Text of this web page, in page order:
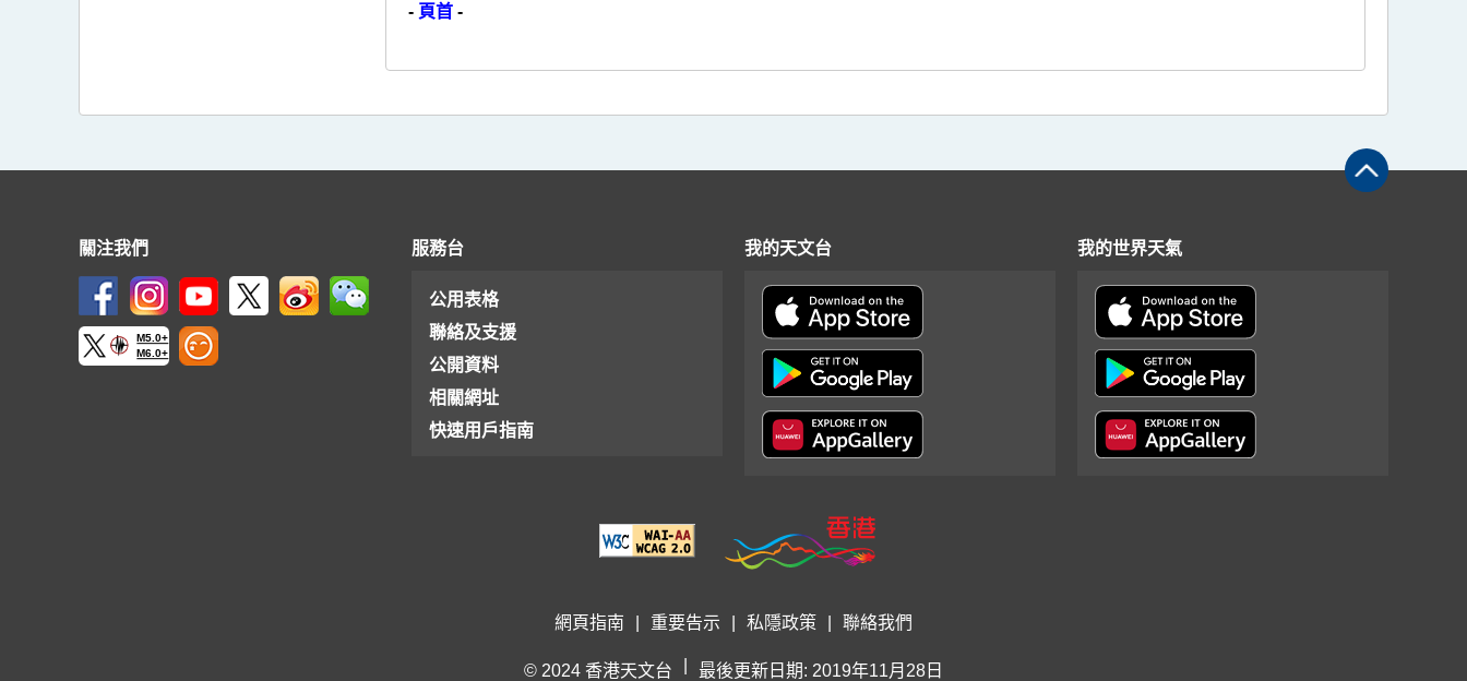
- 頁首 -
關注我們
M5.0+
M6.0+
服務台
公用表格
聯絡及支援
公開資料
相關網址
快速用戶指南
我的天文台 我的世界天氣
網頁指南 重要告示 私隱政策 聯絡我們
© 2024 香港天文台 最後更新日期: 2019年11月28日